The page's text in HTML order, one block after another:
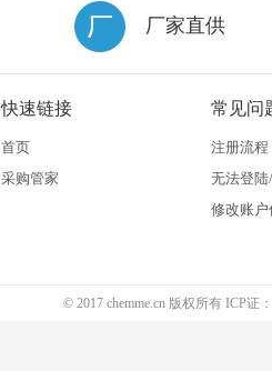
厂家直供
快速链接
首页
采购管家
常见问
注册流程
无法登
修改账户
© 2017 chemme.cn 版权所有 ICP证：